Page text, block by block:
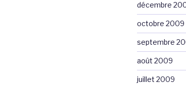
décembre
octobre 2009
septembre
août 2009
juillet 2009